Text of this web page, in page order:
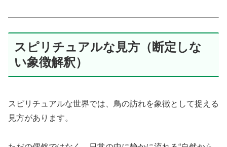
スピリチュアルな見方（断定しな
い象徴解釈）
スピリチュアルな世界では、鳥の訪れを象徴として捉える
見方があります。